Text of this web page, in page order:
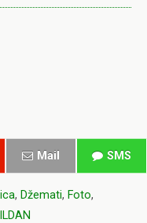
Mail SMS
, Džemati, Foto,